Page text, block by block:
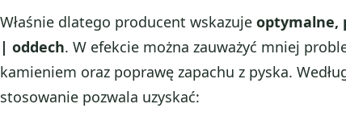
Właśnie dlatego producent wskazuje optymalne,
| oddech. W efekcie można zauważyć mniej
kamieniem oraz poprawę zapachu z pyska.
stosowanie pozwala uzyskać: